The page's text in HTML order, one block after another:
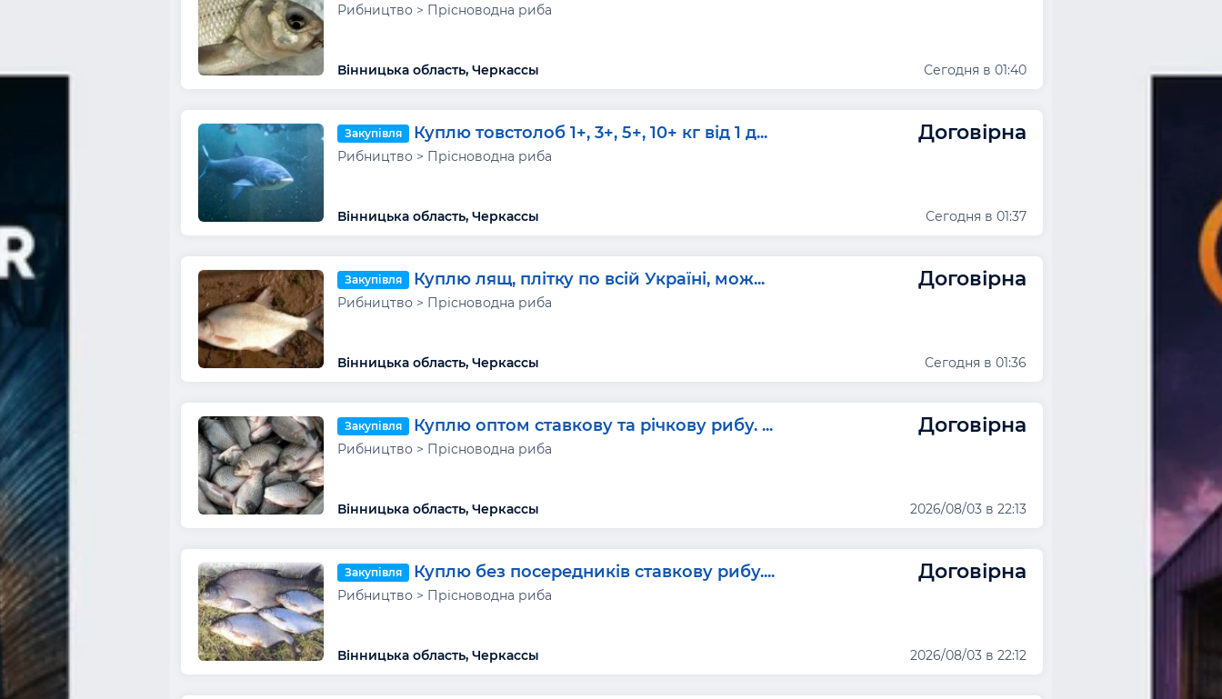
Рибництво > Прісноводна риба
Вінницька область, Черкассы Сегодня в 01:40
Закупівля Куплю товстолоб 1+, 3+, 5+, 10+ кг від 1 д... Договірна
Рибництво > Прісноводна риба
Вінницька область, Черкассы Сегодня в 01:37
Закупівля Куплю лящ, плітку по всій Україні, мож... Договірна
Рибництво > Прісноводна риба
Вінницька область, Черкассы Сегодня в 01:36
Закупівля Куплю оптом ставкову та річкову рибу. ... Договірна
Рибництво > Прісноводна риба
Вінницька область, Черкассы 2026/08/03 в 22:13
Закупівля Куплю без посередників ставкову рибу.... Договірна
Рибництво > Прісноводна риба
Вінницька область, Черкассы 2026/08/03 в 22:12